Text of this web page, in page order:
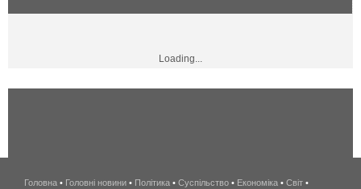
Loading...
беспроводной
Головна • Головні новини • Політика • Суспільство • Економіка • Світ •